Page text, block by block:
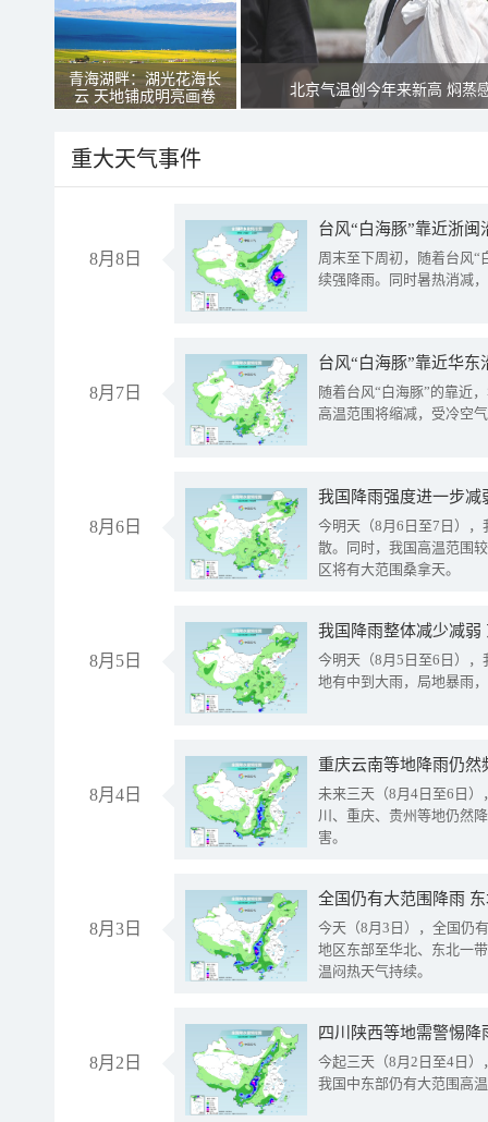
青海湖畔：湖光花海长
云 天地铺成明亮画卷
北京气温创今年来新高 焖蒸
重大天气事件
8月8日
台风“白海豚”靠近浙
周末至下周初，随着台风“
续强降雨。同时暑热消减
8月7日
台风“白海豚”靠近华
随着台风“白海豚”的靠近
高温范围将缩减，受冷空
8月6日
今明天（8月6日至7日）
散。同时，我国高温范围
区将有大范围桑拿天。
8月5日
我国降雨整体减少减弱
今明天（8月5日至6日）
地有中到大雨，局地暴雨
8月4日
重庆云南等地降雨仍然
未来三天（8月4日至6日
川、重庆、贵州等地仍然
害。
8月3日
全国仍有大范围降雨
今天（8月3日），全国仍
地区东部至华北、东北一
温闷热天气持续。
8月2日
今起三天（8月2日至4日
我国中东部仍有大范围高